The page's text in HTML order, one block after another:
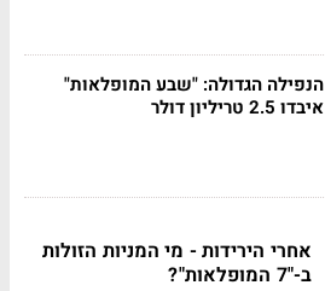
הנפילה הגדולה: "שבע המופלאות"
איבדו 2.5 טריליון דולר
אחרי הירידות - מי המניות הזולות
ב-"7 המופלאות"?